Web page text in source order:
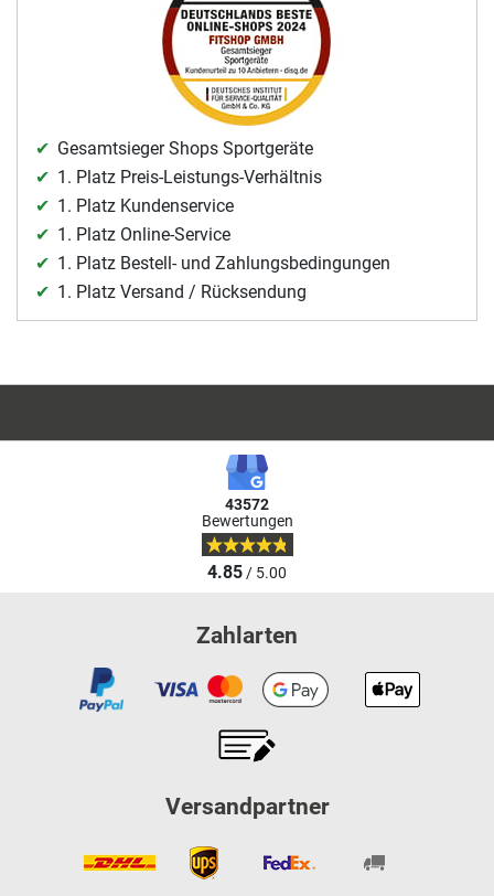
Gesamtsieger Shops Sportgeräte
1. Platz Preis-Leistungs-Verhältnis
1. Platz Kundenservice
1. Platz Online-Service
1. Platz Bestell- und Zahlungsbedingungen
1. Platz Versand / Rücksendung
43572
Bewertungen
4.85/ 5.00
Zahlarten
Versandpartner